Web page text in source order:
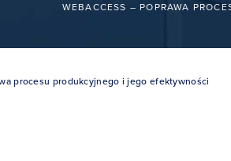
WEBACCESS – POPRAWA
procesu produkcyjnego i jego efektywności